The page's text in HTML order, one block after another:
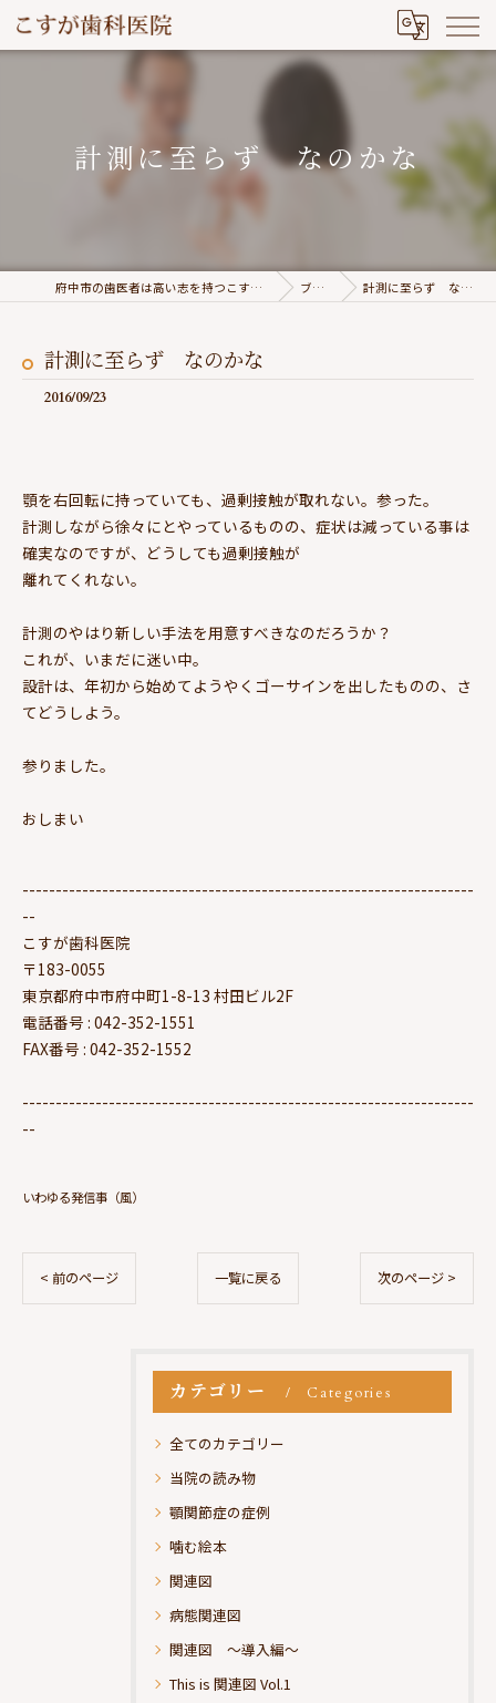
計測に至らず なのかな
府中市の歯医者は高い志を持つこすが歯科医院 ブログ 計測に至らず なのかな
計測に至らず なのかな
2016/09/23
顎を右回転に持っていても、過剰接触が取れない。参った。
計測しながら徐々にとやっているものの、症状は減っている事は
確実なのですが、どうしても過剰接触が
離れてくれない。
計測のやはり新しい手法を用意すべきなのだろうか？
これが、いまだに迷い中。
設計は、年初から始めてようやくゴーサインを出したものの、さ
てどうしよう。
参りました。
おしまい
--------------------------------------------------------------------
--
こすが歯科医院
〒183-0055
東京都府中市府中町1-8-13 村田ビル2F
電話番号 : 042-352-1551
FAX番号 : 042-352-1552
--------------------------------------------------------------------
--
いわゆる発信事（風）
< 前のページ 一覧に戻る 次のページ >
カテゴリー Categories
全てのカテゴリー
当院の読み物
顎関節症の症例
噛む絵本
関連図
病態関連図
関連図 ～導入編～
This is 関連図 Vol.1